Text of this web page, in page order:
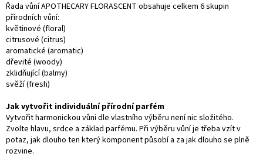
Řada vůní APOTHECARY FLORASCENT obsahuje celkem 6 skupin
přírodních vůní:
květinové (floral)
citrusové (citrus)
aromatické (aromatic)
dřevité (woody)
zklidňující (balmy)
svěží (fresh)
Jak vytvořit individuální přírodní parfém
Vytvořit harmonickou vůni dle vlastního výběru není nic složitého.
Zvolte hlavu, srdce a základ parfému. Při výběru vůní je třeba vzít v
potaz, jak dlouho ten který komponent působí a za jak dlouho se plně
rozvine.